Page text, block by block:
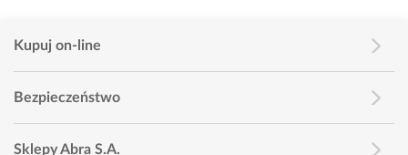
Kupuj on-line
Bezpieczeństwo
Sklepy Abra S.A.